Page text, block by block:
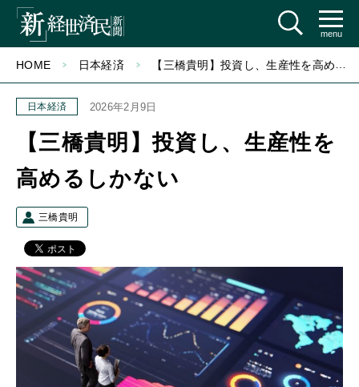
menu
HOME 日本経済 【三橋貴明】投資し、生産性を高めるしかない
日本経済 2026年2月9日
【三橋貴明】投資し、生産性を
高めるしかない
三橋貴明